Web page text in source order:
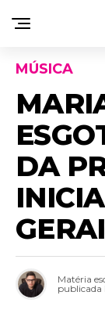
MÚSICA
DA
Matéria
publicada